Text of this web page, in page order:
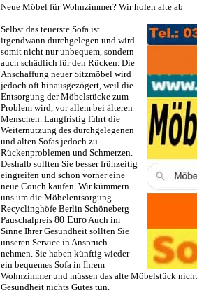
Neue Möbel für Wohnzimmer? Wir holen alte ab
Selbst das teuerste Sofa ist
irgendwann durchgelegen und wird
somit nicht nur unbequem, sondern
auch schädlich für den Rücken. Die
Anschaffung neuer Sitzmöbel wird
jedoch oft hinausgezögert, weil die
Entsorgung der Möbelstücke zum
Problem wird, vor allem bei älteren
Menschen. Langfristig führt die
Weiternutzung des durchgelegenen
und alten Sofas jedoch zu
Rückenproblemen und Schmerzen.
Deshalb sollten Sie besser frühzeitig
eingreifen und schon vorher eine
neue Couch kaufen. Wir kümmern
uns um die Möbelentsorgung
Recyclinghöfe Berlin Schöneberg
Pauschalpreis 80 Euro Auch im
Sinne Ihrer Gesundheit sollten Sie
unseren Service in Anspruch
nehmen. Sie haben künftig wieder
ein bequemes Sofa in Ihrem
Wohnzimmer und müssen das alte Möbelstück
Gesundheit nichts Gutes tun.